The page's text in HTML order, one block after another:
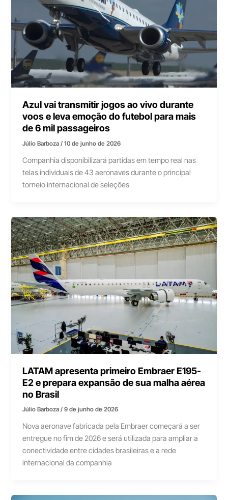
Azul vai transmitir jogos ao vivo durante
voos e leva emoção do futebol para mais
de 6 mil passageiros
Júlio Barboza/10 de junho de 2026
Companhia disponibilizará partidas em tempo real nas
telas individuais de 43 aeronaves durante o principal
torneio internacional de seleções
LATAM apresenta primeiro Embraer E195-
E2 e prepara expansão de sua malha aérea
no Brasil
Júlio Barboza/9 de junho de 2026
Nova aeronave fabricada pela Embraer começará a ser
entregue no fim de 2026 e será utilizada para ampliar a
conectividade entre cidades brasileiras e a rede
internacional da companhia